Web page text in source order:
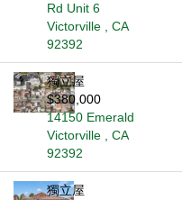
Rd Unit 6
Victorville , CA
92392
獨立屋
$380,000
14150 Emerald
Victorville , CA
92392
獨立屋